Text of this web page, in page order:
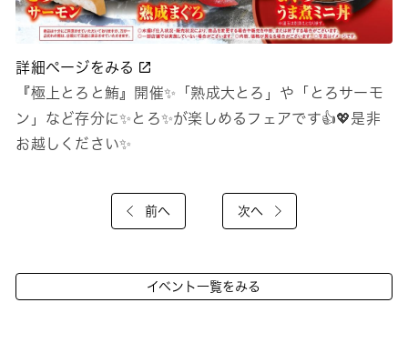
詳細ページをみる
『極上とろと鮪』開催✨「熟成大とろ」や「とろサーモ
ン」など存分に✨とろ✨が楽しめるフェアです👍💖是非
お越しください✨
前へ 次へ
イベント一覧をみる